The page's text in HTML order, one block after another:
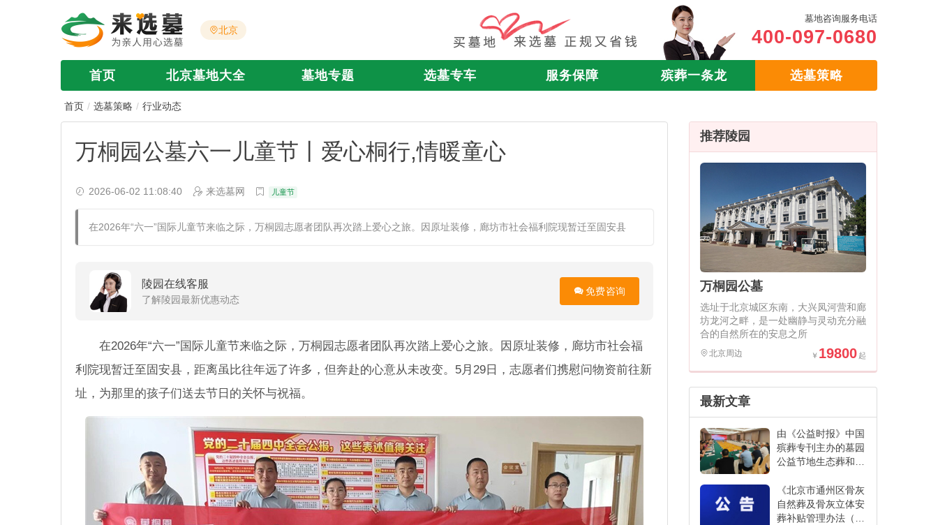
北京
墓地咨询服务电话
400-097-0680
首页 北京墓地大全 墓地专题 选墓专车 服务保障 殡葬一条龙 选墓策略
首页 选墓策略 行业动态
万桐园公墓六一儿童节丨爱心桐行,情暖童心
2026-06-02 11:08:40 来选墓网 儿童节
在2026年“六一”国际儿童节来临之际，万桐园志愿者团队再次踏上爱心之旅。因原址装修，廊坊市社会福利院现暂迁至固安县
陵园在线客服
了解陵园最新优惠动态
免费咨询
在2026年“六一”国际儿童节来临之际，万桐园志愿者团队再次踏上爱心之旅。因原址装修，廊坊市社会福
利院现暂迁至固安县，距离虽比往年远了许多，但奔赴的心意从未改变。5月29日，志愿者们携慰问物资前往新
址，为那里的孩子们送去节日的关怀与祝福。
推荐陵园
万桐园公墓
选址于北京城区东南，大兴凤河营和廊
坊龙河之畔，是一处幽静与灵动充分融
合的自然所在的安息之所
北京周边 19800
最新文章
由《公益时报》中国
殡葬专刊主办的墓园
公益节地生态葬和创
在江苏省宜兴市举办
《北京市通州区骨灰
自然葬及骨灰立体安
葬补贴管理办法（征